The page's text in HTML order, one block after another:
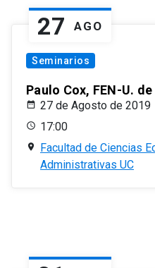
27 AGO
Seminarios
Paulo Cox, FEN-U.
27 de Agosto de 2019
17:00
Facultad de Ciencias
Administrativas UC